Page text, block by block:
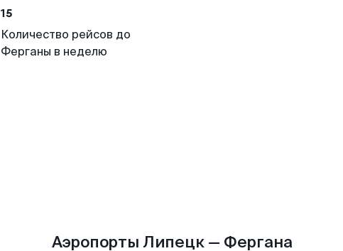
15
Количество рейсов до
Ферганы в неделю
Аэропорты Липецк — Фергана